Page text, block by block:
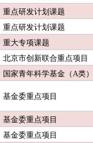
重点研发计划课题
重点研发计划课题
重大专项课题
北京市创新联合重点项目
国家青年科学基金（A类）
基金委重点项目
基金委重点项目
基金委重点项目